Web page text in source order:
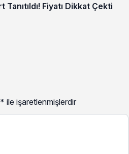
Tanıtıldı! Fiyatı Dikkat Çekti
* ile işaretlenmişlerdir